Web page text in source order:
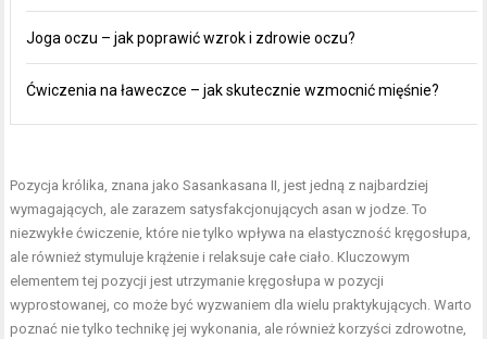
Joga oczu – jak poprawić wzrok i zdrowie oczu?
Ćwiczenia na ławeczce – jak skutecznie wzmocnić mięśnie?
Pozycja królika, znana jako Sasankasana II, jest jedną z najbardziej
wymagających, ale zarazem satysfakcjonujących asan w jodze. To
niezwykłe ćwiczenie, które nie tylko wpływa na elastyczność kręgosłupa,
ale również stymuluje krążenie i relaksuje całe ciało. Kluczowym
elementem tej pozycji jest utrzymanie kręgosłupa w pozycji
wyprostowanej, co może być wyzwaniem dla wielu praktykujących. Warto
poznać nie tylko technikę jej wykonania, ale również korzyści zdrowotne,